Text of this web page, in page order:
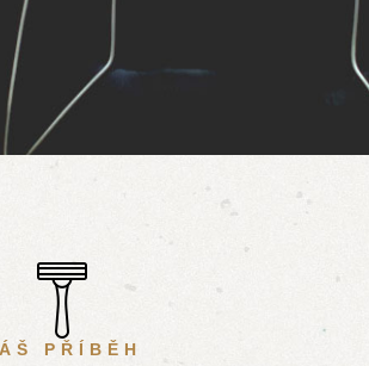
PŘÍBĚH